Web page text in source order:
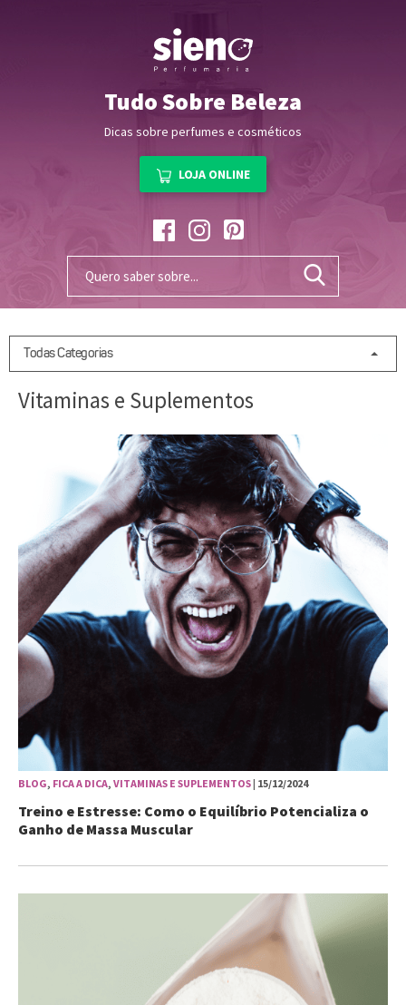
Tudo Sobre Beleza
Dicas sobre perfumes e cosméticos
LOJA ONLINE
Todas Categorias
Vitaminas e Suplementos
BLOG, FICA A DICA, VITAMINAS E SUPLEMENTOS| 15/12/2024
Treino e Estresse: Como o Equilíbrio Potencializa o
Ganho de Massa Muscular